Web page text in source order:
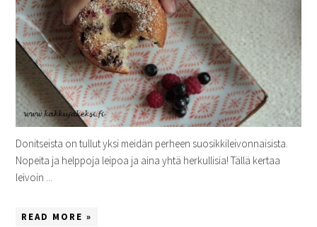
Donitseista on tullut yksi meidän perheen suosikkileivonnaisista.
Nopeita ja helppoja leipoa ja aina yhtä herkullisia! Tällä kertaa
leivoin ...
READ MORE »